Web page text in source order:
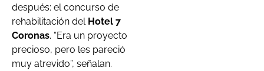
después: el concurso de
rehabilitación del Hotel 7
Coronas. “Era un proyecto
precioso, pero les pareció
muy atrevido”, señalan.